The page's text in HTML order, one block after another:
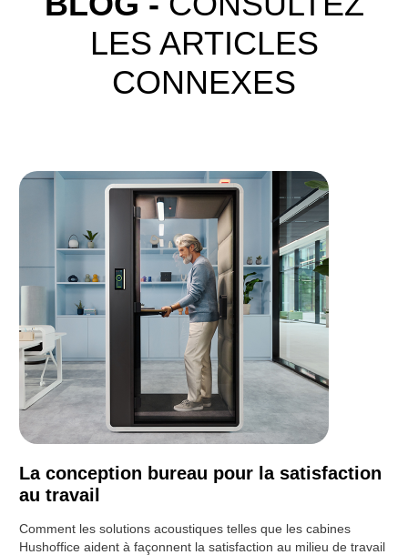
LES ARTICLES
CONNEXES
La conception bureau pour la satisfaction
au travail
Comment les solutions acoustiques telles que les cabines
Hushoffice aident à façonnent la satisfaction au milieu de travail